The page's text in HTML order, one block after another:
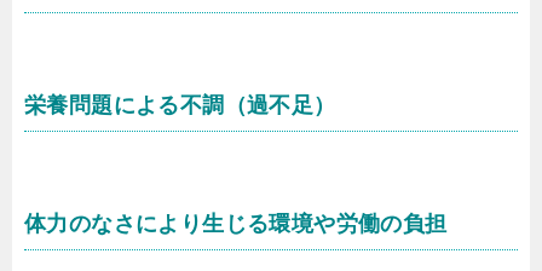
栄養問題による不調（過不足）
体力のなさにより生じる環境や労働の負担